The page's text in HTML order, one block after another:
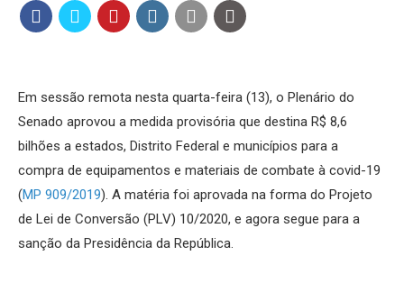
Em sessão remota nesta quarta-feira (13), o Plenário do
Senado aprovou a medida provisória que destina R$ 8,6
bilhões a estados, Distrito Federal e municípios para a
compra de equipamentos e materiais de combate à covid-19
(MP 909/2019). A matéria foi aprovada na forma do Projeto
de Lei de Conversão (PLV) 10/2020, e agora segue para a
sanção da Presidência da República.